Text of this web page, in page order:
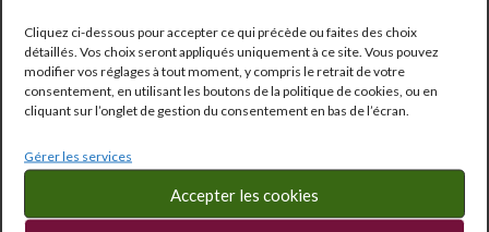
Cliquez ci-dessous pour accepter ce qui précède ou faites des choix
détaillés. Vos choix seront appliqués uniquement à ce site. Vous pouvez
modifier vos réglages à tout moment, y compris le retrait de votre
consentement, en utilisant les boutons de la politique de cookies, ou en
cliquant sur l’onglet de gestion du consentement en bas de l’écran.
Gérer les services
Accepter les cookies
Catégorie :Bordeaux